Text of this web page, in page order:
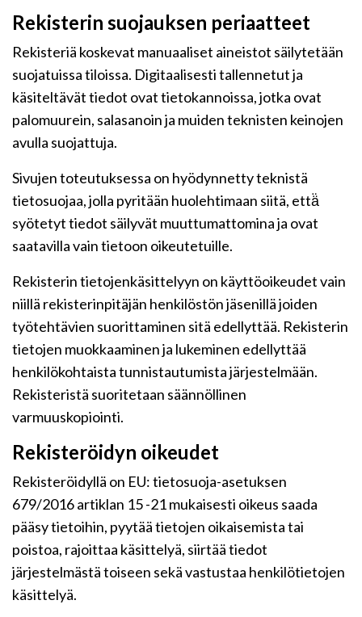
Rekisterin suojauksen periaatteet
Rekisteriä koskevat manuaaliset aineistot säilytetään
suojatuissa tiloissa. Digitaalisesti tallennetut ja
käsiteltävät tiedot ovat tietokannoissa, jotka ovat
palomuurein, salasanoin ja muiden teknisten keinojen
avulla suojattuja.
Sivujen toteutuksessa on hyödynnetty teknistä
tietosuojaa, jolla pyritään huolehtimaan siitä, että̈
syötetyt tiedot säilyvät muuttumattomina ja ovat
saatavilla vain tietoon oikeutetuille.
Rekisterin tietojenkäsittelyyn on käyttöoikeudet vain
niillä rekisterinpitäjän henkilöstön jäsenillä joiden
työtehtävien suorittaminen sitä edellyttää. Rekisterin
tietojen muokkaaminen ja lukeminen edellyttää
henkilökohtaista tunnistautumista järjestelmään.
Rekisteristä suoritetaan säännöllinen
varmuuskopiointi.
Rekisteröidyn oikeudet
Rekisteröidyllä on EU: tietosuoja-asetuksen
679/2016 artiklan 15 -21 mukaisesti oikeus saada
pääsy tietoihin, pyytää tietojen oikaisemista tai
poistoa, rajoittaa käsittelyä, siirtää tiedot
järjestelmästä toiseen sekä vastustaa henkilötietojen
käsittelyä.